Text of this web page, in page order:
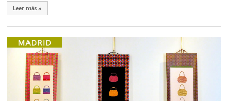
Leer más »